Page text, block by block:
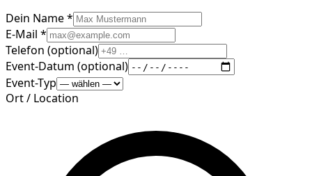
Dein Name *
E-Mail *
Telefon (optional)
Event-Datum (optional)
Event-Typ
Ort / Location